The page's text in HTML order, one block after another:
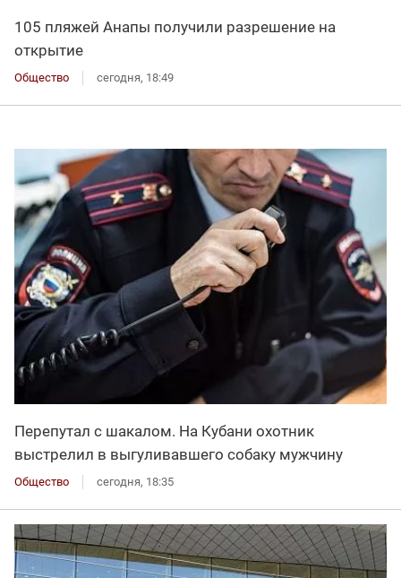
105 пляжей Анапы получили разрешение на
открытие
Общество сегодня, 18:49
Перепутал с шакалом. На Кубани охотник
выстрелил в выгуливавшего собаку мужчину
Общество сегодня, 18:35